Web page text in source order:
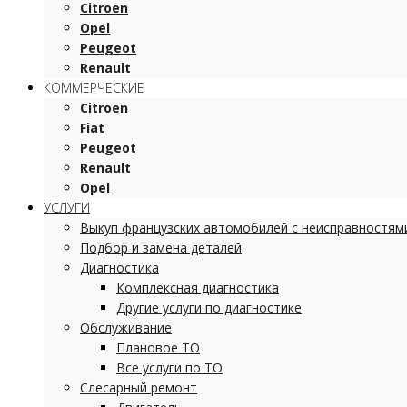
Citroen
Opel
Peugeot
Renault
КОММЕРЧЕСКИЕ
Citroen
Fiat
Peugeot
Renault
Opel
УСЛУГИ
Выкуп французских автомобилей с
Подбор и замена деталей
Диагностика
Комплексная диагностика
Другие услуги по диагностике
Обслуживание
Плановое ТО
Все услуги по ТО
Слесарный ремонт